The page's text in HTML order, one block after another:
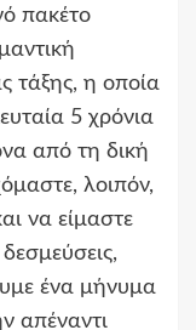
πακέτο
τάξης, η οποία
5 χρόνια
από τη δική
λοιπόν,
να είμαστε
ένα μήνυμα
απέναντι